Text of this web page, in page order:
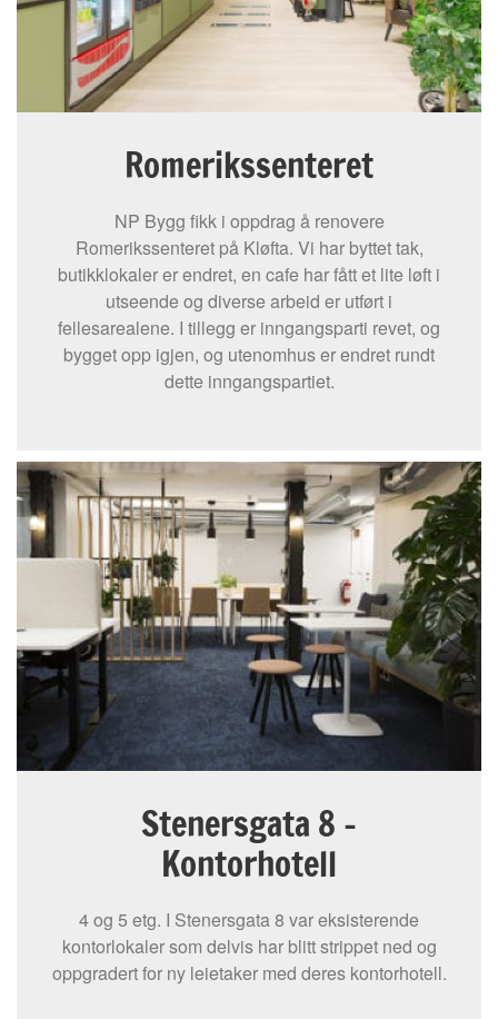
Romerikssenteret
NP Bygg fikk i oppdrag å renovere
Romerikssenteret på Kløfta. Vi har byttet tak,
butikklokaler er endret, en cafe har fått et lite løft i
utseende og diverse arbeid er utført i
fellesarealene. I tillegg er inngangsparti revet, og
bygget opp igjen, og utenomhus er endret rundt
dette inngangspartiet.
Stenersgata 8 -
Kontorhotell
4 og 5 etg. I Stenersgata 8 var eksisterende
kontorlokaler som delvis har blitt strippet ned og
oppgradert for ny leietaker med deres kontorhotell.